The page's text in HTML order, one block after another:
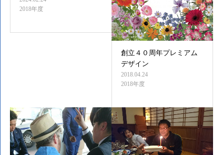
2018年度
創立４０周年プレミアム
デザイン
2018.04.24
2018年度